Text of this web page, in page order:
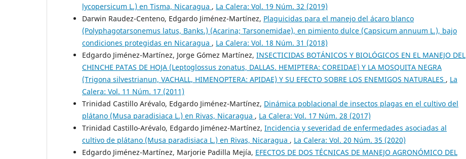
lycopersicum L.) en Tisma, Nicaragua , La Calera: Vol. 19 Núm. 32 (2019)
Darwin Raudez-Centeno, Edgardo Jiménez-Martínez, Plaguicidas para el manejo del ácaro blanco
(Polyphagotarsonemus latus, Banks.) (Acarina; Tarsonemidae), en pimiento dulce (Capsicum annuum L.), bajo
condiciones protegidas en Nicaragua , La Calera: Vol. 18 Núm. 31 (2018)
Edgardo Jiménez-Martínez, Jorge Gómez Martínez, INSECTICIDAS BOTÁNICOS Y BIOLÓGICOS EN EL MANEJO DEL
CHINCHE PATAS DE HOJA (Leptoglossus zonatus, DALLAS. HEMIPTERA: COREIDAE) Y LA MOSQUITA NEGRA
(Trigona silvestrianun, VACHALL, HIMENOPTERA: APIDAE) Y SU EFECTO SOBRE LOS ENEMIGOS NATURALES , La
Calera: Vol. 11 Núm. 17 (2011)
Trinidad Castillo Arévalo, Edgardo Jiménez-Martínez, Dinámica poblacional de insectos plagas en el cultivo del
plátano (Musa paradisiaca L.) en Rivas, Nicaragua , La Calera: Vol. 17 Núm. 28 (2017)
Trinidad Castillo-Arévalo, Edgardo Jiménez-Martínez, Incidencia y severidad de enfermedades asociadas al
cultivo de plátano (Musa paradisiaca L.) en Rivas, Nicaragua , La Calera: Vol. 20 Núm. 35 (2020)
Edgardo Jiménez-Martínez, Marjorie Padilla Mejía, EFECTOS DE DOS TÉCNICAS DE MANEJO AGRONÓMICO DEL